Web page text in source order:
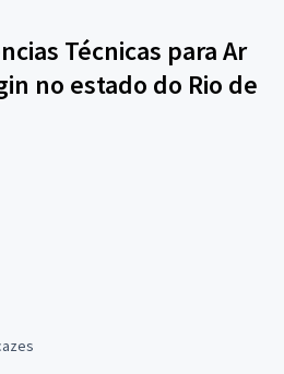
Técnicas para Ar
no estado do Rio de